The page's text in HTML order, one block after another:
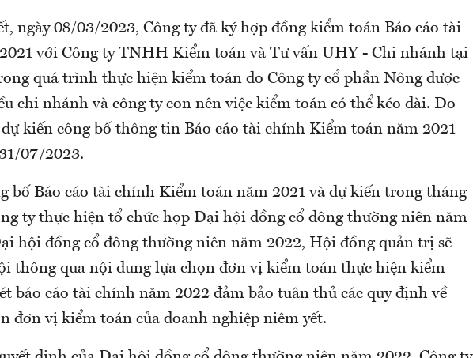
ngày 08/03/2023, Công ty đã ký hợp đồng kiểm toán Báo cáo tài
với Công ty TNHH Kiểm toán và Tư vấn UHY - Chi nhánh tại
quá trình thực hiện kiểm toán do Công ty cổ phần Nông dược
chi nhánh và công ty con nên việc kiểm toán có thể kéo dài. Do
kiến công bố thông tin Báo cáo tài chính Kiểm toán năm 2021
07/2023.
bố Báo cáo tài chính Kiểm toán năm 2021 và dự kiến trong tháng
ty thực hiện tổ chức họp Đại hội đồng cổ đông thường niên năm
hội đồng cổ đông thường niên năm 2022, Hội đồng quản trị sẽ
thông qua nội dung lựa chọn đơn vị kiểm toán thực hiện kiểm
báo cáo tài chính năm 2022 đảm bảo tuân thủ các quy định về
đơn vị kiểm toán của doanh nghiệp niêm yết.